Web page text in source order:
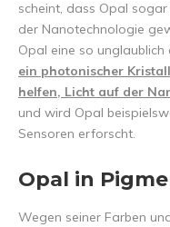
scheint, dass Opal
der Nanotechnologie
Opal eine so
ein photonischer
helfen, Licht auf der
und wird Opal
Sensoren erforscht.
Opal in
Wegen seiner Farben